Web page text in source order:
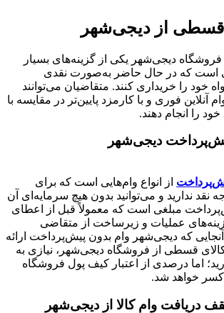
قسطی از دیجی‌شهر
دیجی‌شهر یکی از گزینه‌های بسیار
است که در حال حاضر به‌صورت نقدی
خود را خریداری کنند. متقاضیان می‌توانند
آنلاین فوری و با کارمزد پایین‌تر در مقایسه با
را انجام دهند.
دیجی‌شهر
از انواع وام‌هایی است که برای
نقد ندارید و می‌توانید بدون هیچ سرمایه‌ای آن
مبلغی است که معمولاً قبل از اعطای
عملیات و زیرساخت از متقاضی
که دیجی‌شهر وام بدون پیش‌پرداخت ارائه
قسطی از فروشگاه دیجی‌شهر، نیازی به
اما درصدی از اعتبار کیف پول فروشگاه
کسر خواهد شد.
دریافت وام کالا از دیجی‌شهر